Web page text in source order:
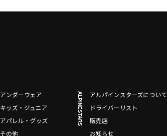
アンダーウェア
キッズ・ジュニア
アパレル・グッズ
その他
ALPINESTARS
アルパインスターズについて
ドライバーリスト
販売店
お知らせ